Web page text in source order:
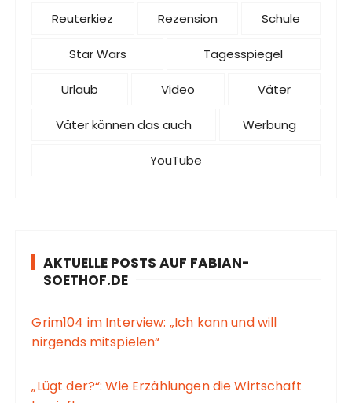
Reuterkiez Rezension Schule
Star Wars Tagesspiegel
Urlaub Video Väter
Väter können das auch Werbung
YouTube
AKTUELLE POSTS AUF FABIAN-
SOETHOF.DE
Grim104 im Interview: „Ich kann und will
nirgends mitspielen“
„Lügt der?“: Wie Erzählungen die Wirtschaft